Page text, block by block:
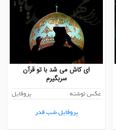
ای کاش می شد با تو قرآن
سربگیرم
عکس نوشته
پروفایل
پروفایل شب قدر